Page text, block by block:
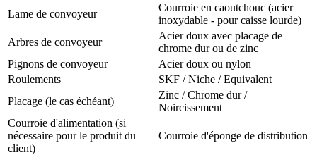
Lame de convoyeur
Courroie en caoutchouc (acier
inoxydable - pour caisse lourde)
Arbres de convoyeur
Acier doux avec placage de
chrome dur ou de zinc
Pignons de convoyeur
Acier doux ou nylon
Roulements
SKF / Niche / Equivalent
Placage (le cas échéant)
Zinc / Chrome dur /
Noircissement
Courroie d'alimentation (si
nécessaire pour le produit du
client)
Courroie d'éponge de distribution